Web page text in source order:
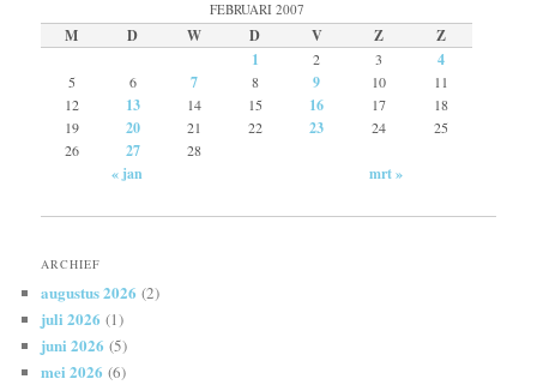
FEBRUARI 2007
M D W D V Z
Z
1
2 3 4
5 6 7 8 9 10
11
12
13 14 15 16 17
18
19
20 21 22 23 24
25
26
27 28
« jan mrt »
ARCHIEF
augustus 2026 (2)
juli 2026 (1)
juni 2026 (5)
mei 2026 (6)